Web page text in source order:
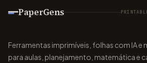
1 2 3
PaperGens
Ferramentas imprimíveis, folhas com IA e
para aulas, planejamento, matemática e